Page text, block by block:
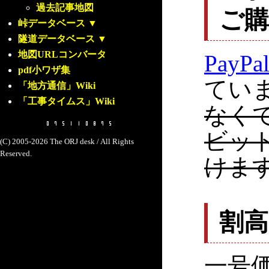
過去記事地図
峠データベース ▼
隧道データベース ▼
地図URLコンバータ
pdf小ワザ集
「地方通信」Wiki
「工事タイムス」Wiki
(C) 2005-2026 The ORJ desk / All Rights
Reserved.
ご
PayPal
てい
なく
ビッ
けま
割